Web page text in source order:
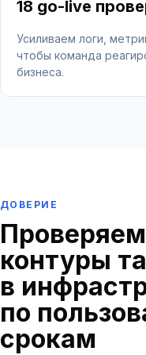
18 go-live
Усиливаем логи,
чтобы команда
бизнеса.
ДОВЕРИЕ
контуры
в
по
срокам